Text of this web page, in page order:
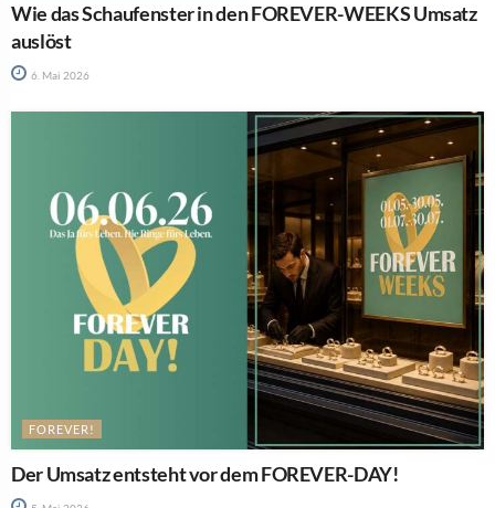
Wie das Schaufenster in den FOREVER-WEEKS Umsatz
auslöst
6. Mai 2026
FOREVER!
Der Umsatz entsteht vor dem FOREVER-DAY!